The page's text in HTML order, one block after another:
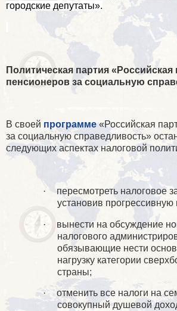
городские депутаты».
Политическая партия «Российская
пенсионеров за социальную
В своей программе «Российская
за социальную справедливость»
следующих аспектах налоговой
·
пересмотреть налоговое
установив
·
вынести на обсуждение
налогового
обязывающие нести
нагрузку категории
страны;
·
отменить все налоги на
совокупный душевой